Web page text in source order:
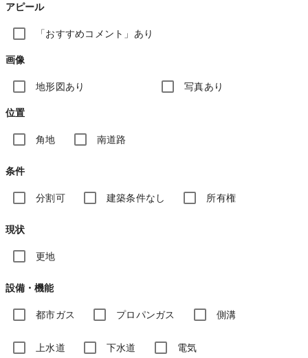
アピール
「おすすめコメント」あり
画像
地形図あり 写真あり
位置
角地 南道路
条件
分割可 建築条件なし 所有権
現状
更地
設備・機能
都市ガス プロパンガス 側溝
上水道 下水道 電気